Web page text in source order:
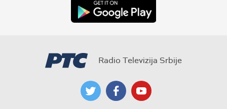
Radio Televizija Srbije